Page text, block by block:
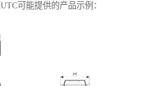
可能提供的产品示例：